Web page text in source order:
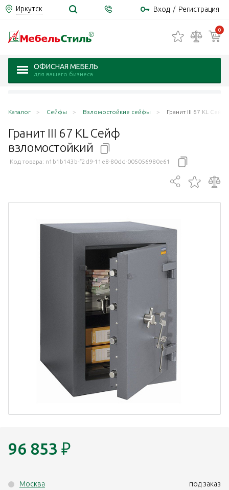
Иркутск Вход / Регистрация
0
ОФИСНАЯ МЕБЕЛЬ
для вашего бизнеса
Каталог Сейфы Взломостойкие сейфы Гранит III 67 KL
Гранит III 67 KL Сейф
взломостойкий
Код товара: n1b1b143b-f2d9-11e8-80dd-005056980e61
96 853 ₽
Москва
под заказ